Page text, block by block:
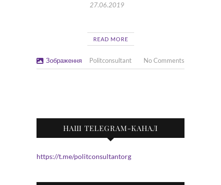
27.06.2019
READ MORE
Зображення Politconsultant No Comments
НАШ TELEGRAM-КАНАЛ
https://t.me/politconsultantorg